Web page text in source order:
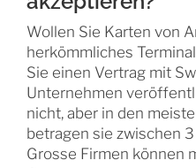
Wollen Sie Karten von
herkömmliches
Sie einen Vertrag mit
Unternehmen
nicht, aber in den
betragen sie zwischen
Grosse Firmen können